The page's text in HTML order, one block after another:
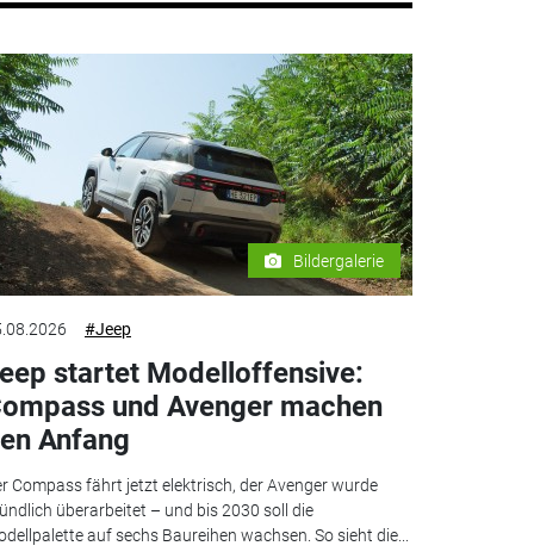
Bildergalerie
#Jeep
startet Modelloffensive:
und Avenger machen
Anfang
Compass fährt jetzt elektrisch, der Avenger wurde
überarbeitet – und bis 2030 soll die
auf sechs Baureihen wachsen. So sieht die...